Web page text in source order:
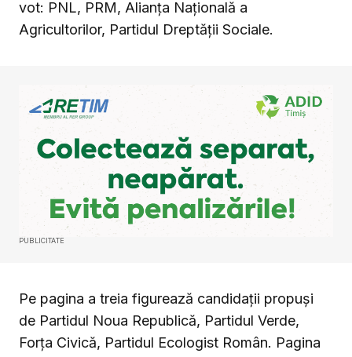
vot: PNL, PRM, Alianța Națională a
Agricultorilor, Partidul Dreptății Sociale.
PUBLICITATE
Pe pagina a treia figurează candidații propuși
de Partidul Noua Republică, Partidul Verde,
Forța Civică, Partidul Ecologist Român. Pagina